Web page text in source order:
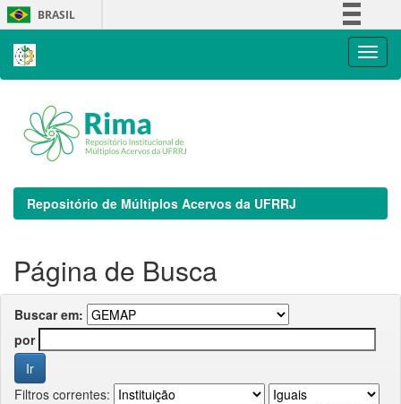
Skip
navigation
BRASIL
Repositório de Múltiplos Acervos da UFRRJ
Página de Busca
Buscar em:
por
Filtros correntes: